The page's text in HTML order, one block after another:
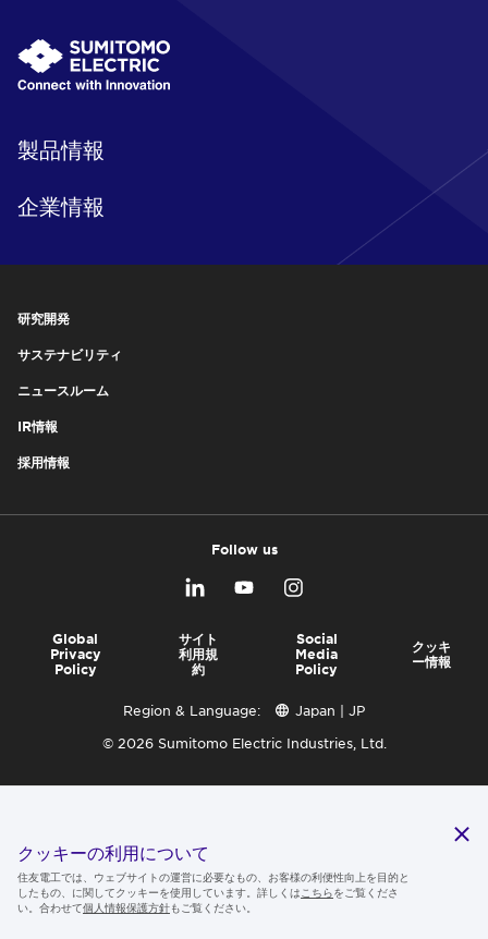
製品情報
企業情報
研究開発
サステナビリティ
ニュースルーム
IR情報
採用情報
Follow us
Global
Privacy
Policy
サイト
利用規
約
Social
Media
Policy
クッキ
ー情報
Region & Language:
Japan | JP
© 2026 Sumitomo Electric Industries, Ltd.
クッキーの利用について
住友電工では、ウェブサイトの運営に必要なもの、お客様の利便性向上を目的と
したもの、に関してクッキーを使用しています。詳しくは こちらをご覧くださ
い。合わせて個人情報保護方針もご覧ください。